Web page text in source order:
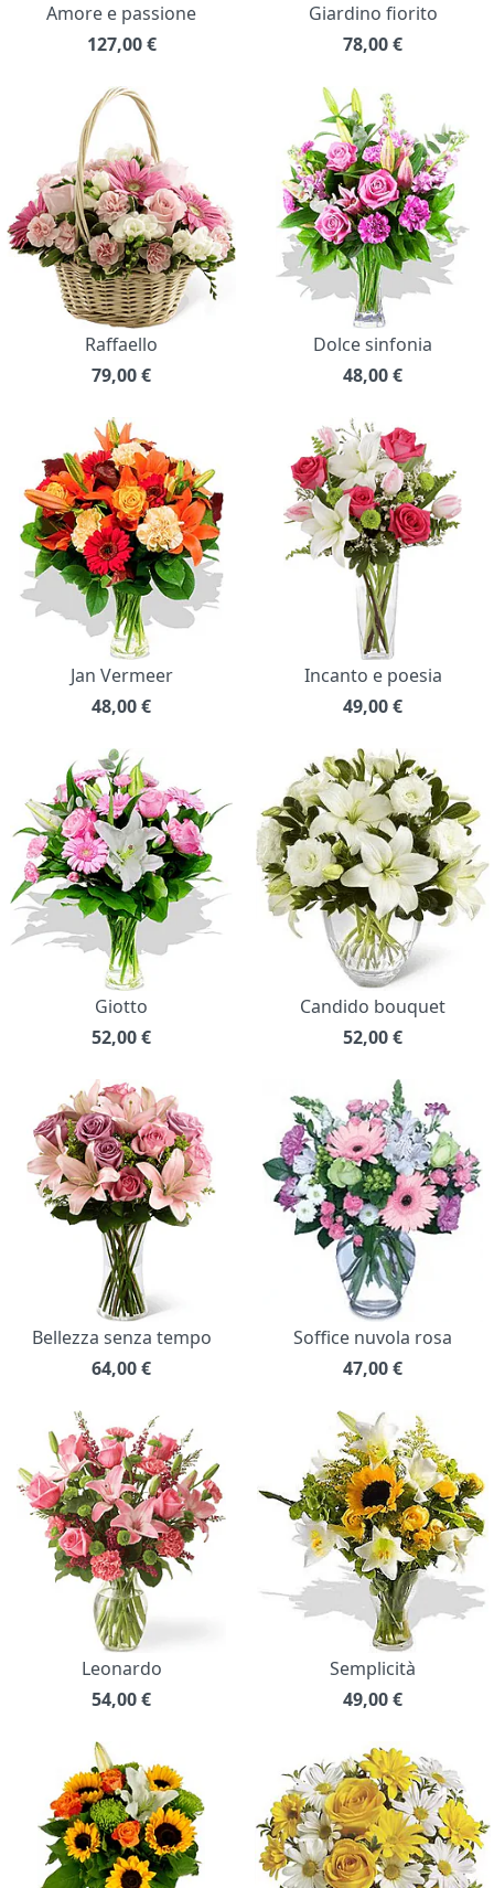
Amore e passione
127,00 €
Giardino fiorito
78,00€
Raffaello
79,00€
Dolce sinfonia
48,00€
Jan Vermeer
48,00€
Incanto e poesia
49,00€
Giotto
52,00€
Candido bouquet
52,00€
Bellezza senza tempo
64,00€
Soffice nuvola rosa
47,00€
Leonardo
54,00€
Semplicità
49,00€